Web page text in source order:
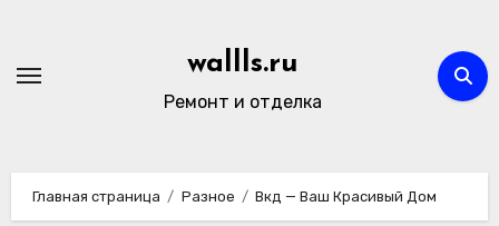
содержимому
wallls.ru
Ремонт и отделка
Главная страница Разное Вкд — Ваш Красивый Дом